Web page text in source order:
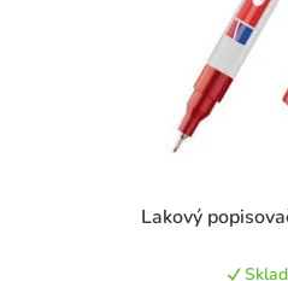
Lakový